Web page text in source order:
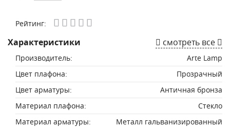
Рейтинг:
Характеристики смотреть все
Производитель:
Arte Lamp
Цвет плафона:
Прозрачный
Цвет арматуры:
Античная бронза
Материал плафона:
Стекло
Материал арматуры:
Металл гальванизированный